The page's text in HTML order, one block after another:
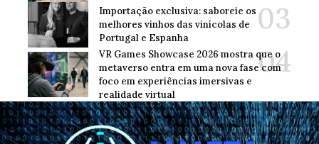
Importação exclusiva: saboreie os
melhores vinhos das vinícolas de
Portugal e Espanha
VR Games Showcase 2026 mostra que o
metaverso entra em uma nova fase com
foco em experiências imersivas e
realidade virtual